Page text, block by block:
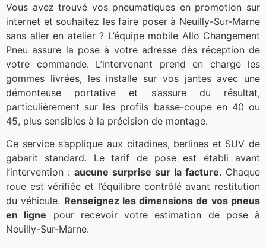
Vous avez trouvé vos pneumatiques en promotion sur
internet et souhaitez les faire poser à Neuilly-Sur-Marne
sans aller en atelier ? L’équipe mobile Allo Changement
Pneu assure la pose à votre adresse dès réception de
votre commande. L’intervenant prend en charge les
gommes livrées, les installe sur vos jantes avec une
démonteuse portative et s’assure du résultat,
particulièrement sur les profils basse-coupe en 40 ou
45, plus sensibles à la précision de montage.
Ce service s’applique aux citadines, berlines et SUV de
gabarit standard. Le tarif de pose est établi avant
l’intervention : aucune surprise sur la facture. Chaque
roue est vérifiée et l’équilibre contrôlé avant restitution
du véhicule. Renseignez les dimensions de vos pneus
en ligne pour recevoir votre estimation de pose à
Neuilly-Sur-Marne.